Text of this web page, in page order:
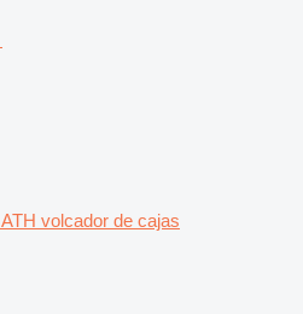
ATH volcador de cajas